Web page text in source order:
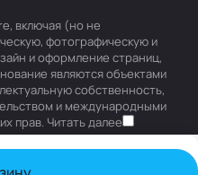
включая (но не
фотографическую и
и оформление страниц,
являются объектами
собственность,
и международными
прав. Читать далее